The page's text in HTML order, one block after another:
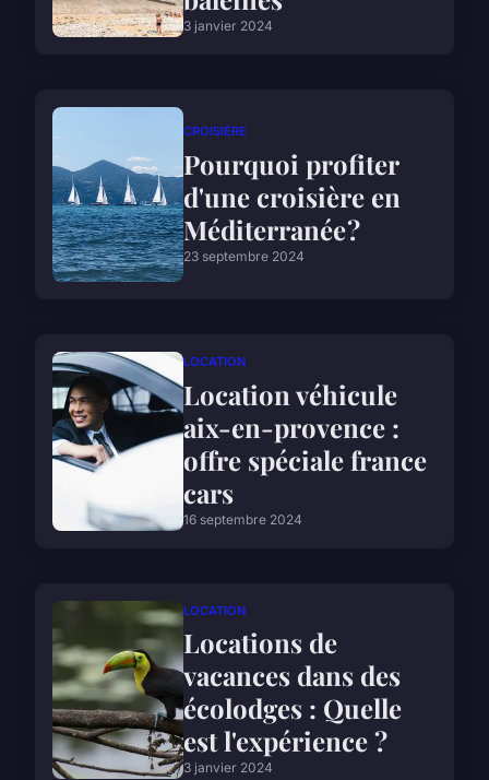
3 janvier 2024
CROISIÈRE
Pourquoi profiter
d'une croisière en
Méditerranée ?
23 septembre 2024
LOCATION
Location véhicule
aix-en-provence :
offre spéciale france
cars
16 septembre 2024
LOCATION
Locations de
vacances dans des
écolodges : Quelle
est l'expérience ?
3 janvier 2024